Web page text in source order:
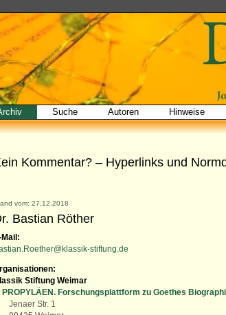
Suche Autoren Hinweise
Kommentar? – Hyperlinks und
vom: 27.12.2018
Bastian Röther
Mail:
stiftung.de
Stiftung Weimar
PROPYLÄEN. Forschungsplattform zu Goethes
Jenaer Str. 1